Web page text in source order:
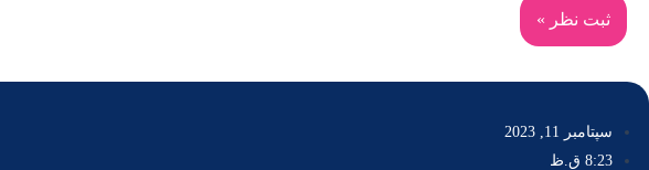
سپتامبر 11, 2023
8:23 ق.ظ